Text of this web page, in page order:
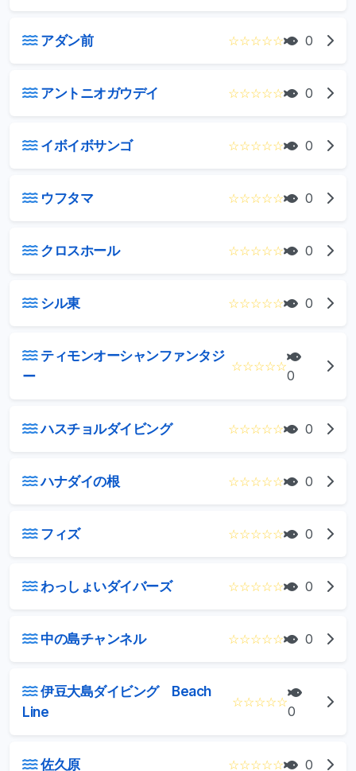
アダン前 ☆☆☆☆☆ 0
アントニオガウデイ ☆☆☆☆☆ 0
イボイボサンゴ ☆☆☆☆☆ 0
ウフタマ ☆☆☆☆☆ 0
クロスホール ☆☆☆☆☆ 0
シル東 ☆☆☆☆☆ 0
ティモンオーシャンファンタジ
ー
☆☆☆☆☆
0
ハスチョルダイビング ☆☆☆☆☆ 0
ハナダイの根 ☆☆☆☆☆ 0
フィズ ☆☆☆☆☆ 0
わっしょいダイバーズ ☆☆☆☆☆ 0
中の島チャンネル ☆☆☆☆☆ 0
伊豆大島ダイビング Beach
Line
☆☆☆☆☆
0
佐久原 ☆☆☆☆☆ 0